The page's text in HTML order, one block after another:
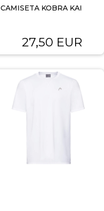
CAMISETA KOBRA KAI
27,50 EUR